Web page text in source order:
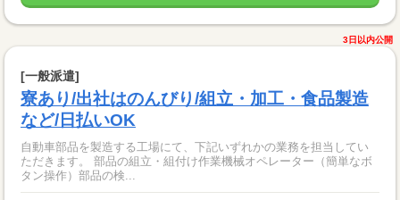
3日以内公開
[一般派遣]
寮あり/出社はのんびり/組立・加工・食品製造
など/日払いOK
自動車部品を製造する工場にて、下記いずれかの業務を担当してい
ただきます。 部品の組立・組付け作業機械オペレーター（簡単なボ
タン操作）部品の検...